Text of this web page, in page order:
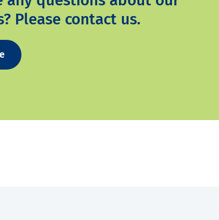
Please contact us.